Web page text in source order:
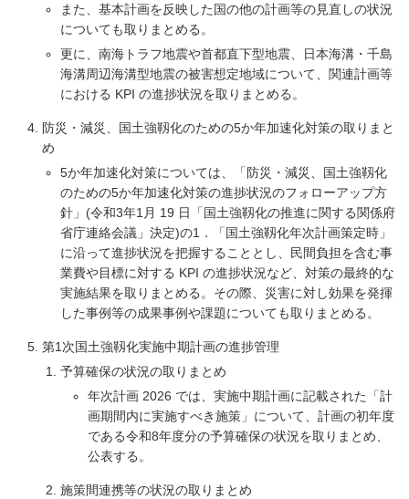
また、基本計画を反映した国の他の計画等の見直しの状況
についても取りまとめる。
更に、南海トラフ地震や首都直下型地震、日本海溝・千島
海溝周辺海溝型地震の被害想定地域について、関連計画等
における KPI の進捗状況を取りまとめる。
防災・減災、国土強靱化のための5か年加速化対策の取りまと
め
5か年加速化対策については、「防災・減災、国土強靱化
のための5か年加速化対策の進捗状況のフォローアップ方
針」(令和3年1月 19 日「国土強靱化の推進に関する関係府
省庁連絡会議」決定)の1．「国土強靱化年次計画策定時」
に沿って進捗状況を把握することとし、民間負担を含む事
業費や目標に対する KPI の進捗状況など、対策の最終的な
実施結果を取りまとめる。その際、災害に対し効果を発揮
した事例等の成果事例や課題についても取りまとめる。
第1次国土強靱化実施中期計画の進捗管理
予算確保の状況の取りまとめ
年次計画 2026 では、実施中期計画に記載された「計
画期間内に実施すべき施策」について、計画の初年度
である令和8年度分の予算確保の状況を取りまとめ、
公表する。
施策間連携等の状況の取りまとめ